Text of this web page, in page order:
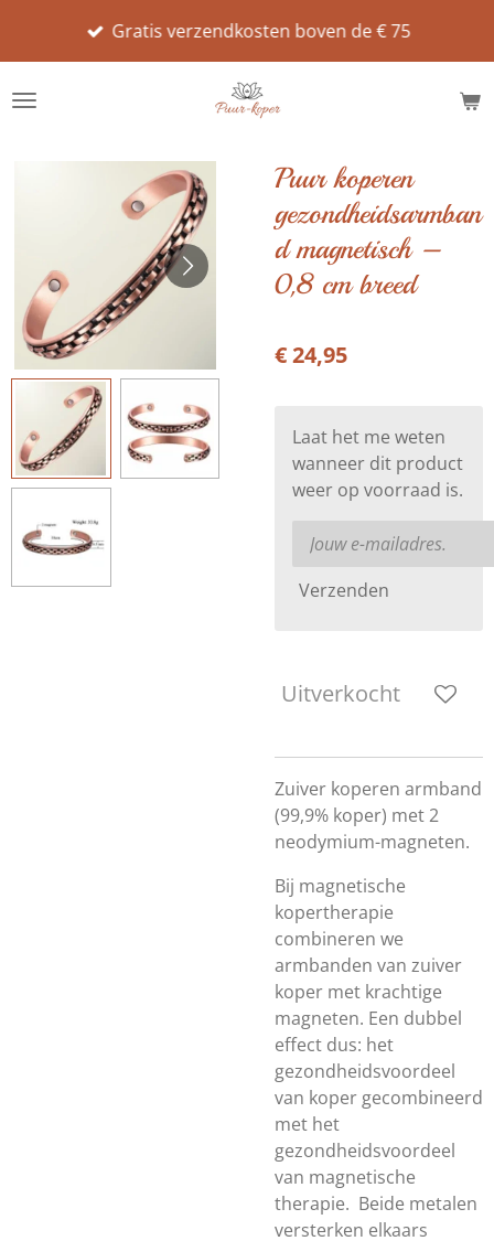
de
Gratis verzendkosten boven de € 75
Puur koperen
gezondheidsarmban
d magnetisch –
0,8 cm breed
€ 24,95
Laat het me weten
wanneer dit product
weer op voorraad is.
Verzenden
Uitverkocht
Zuiver koperen armband
(99,9% koper) met 2
neodymium-magneten.
Bij magnetische
kopertherapie
combineren we
armbanden van zuiver
koper met krachtige
magneten. Een dubbel
effect dus: het
gezondheidsvoordeel
van koper gecombineerd
met het
gezondheidsvoordeel
van magnetische
therapie. Beide metalen
versterken elkaars